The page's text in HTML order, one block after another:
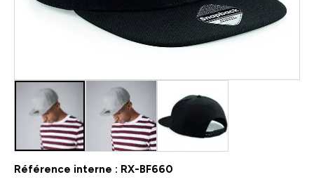
Référence interne : RX-BF660